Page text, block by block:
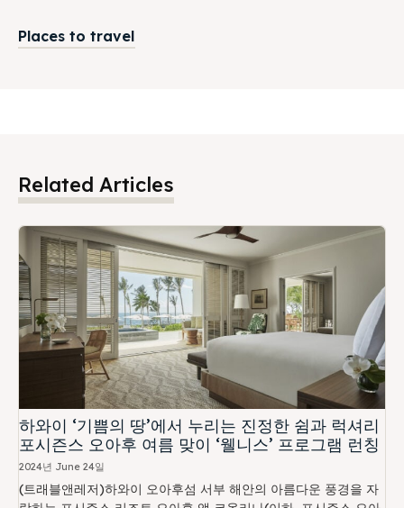
Places to travel
Related Articles
하와이 ‘기쁨의 땅’에서 누리는 진정한 쉼과 럭셔리
포시즌스 오아후 여름 맞이 ‘웰니스’ 프로그램 런칭
2024년 June 24일
(트래블앤레저)하와이 오아후섬 서부 해안의 아름다운 풍경을 자